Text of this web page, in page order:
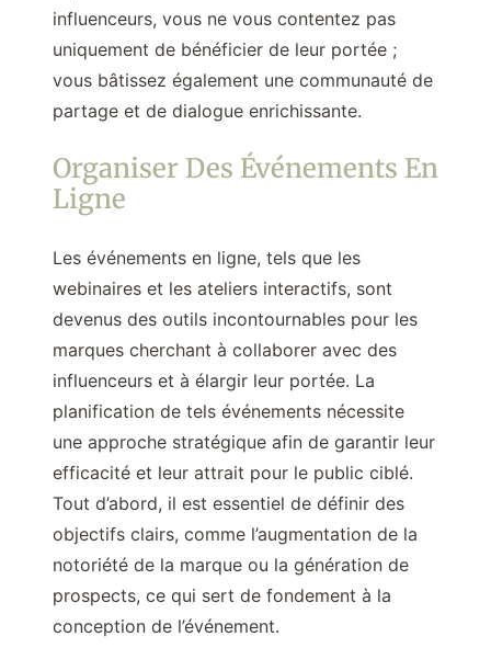
influenceurs, vous ne vous contentez pas
uniquement de bénéficier de leur portée ;
vous bâtissez également une communauté de
partage et de dialogue enrichissante.
Organiser Des Événements En
Ligne
Les événements en ligne, tels que les
webinaires et les ateliers interactifs, sont
devenus des outils incontournables pour les
marques cherchant à collaborer avec des
influenceurs et à élargir leur portée. La
planification de tels événements nécessite
une approche stratégique afin de garantir leur
efficacité et leur attrait pour le public ciblé.
Tout d’abord, il est essentiel de définir des
objectifs clairs, comme l’augmentation de la
notoriété de la marque ou la génération de
prospects, ce qui sert de fondement à la
conception de l’événement.